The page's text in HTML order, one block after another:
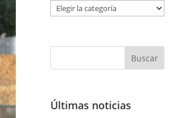
g
r
Últimas noticias